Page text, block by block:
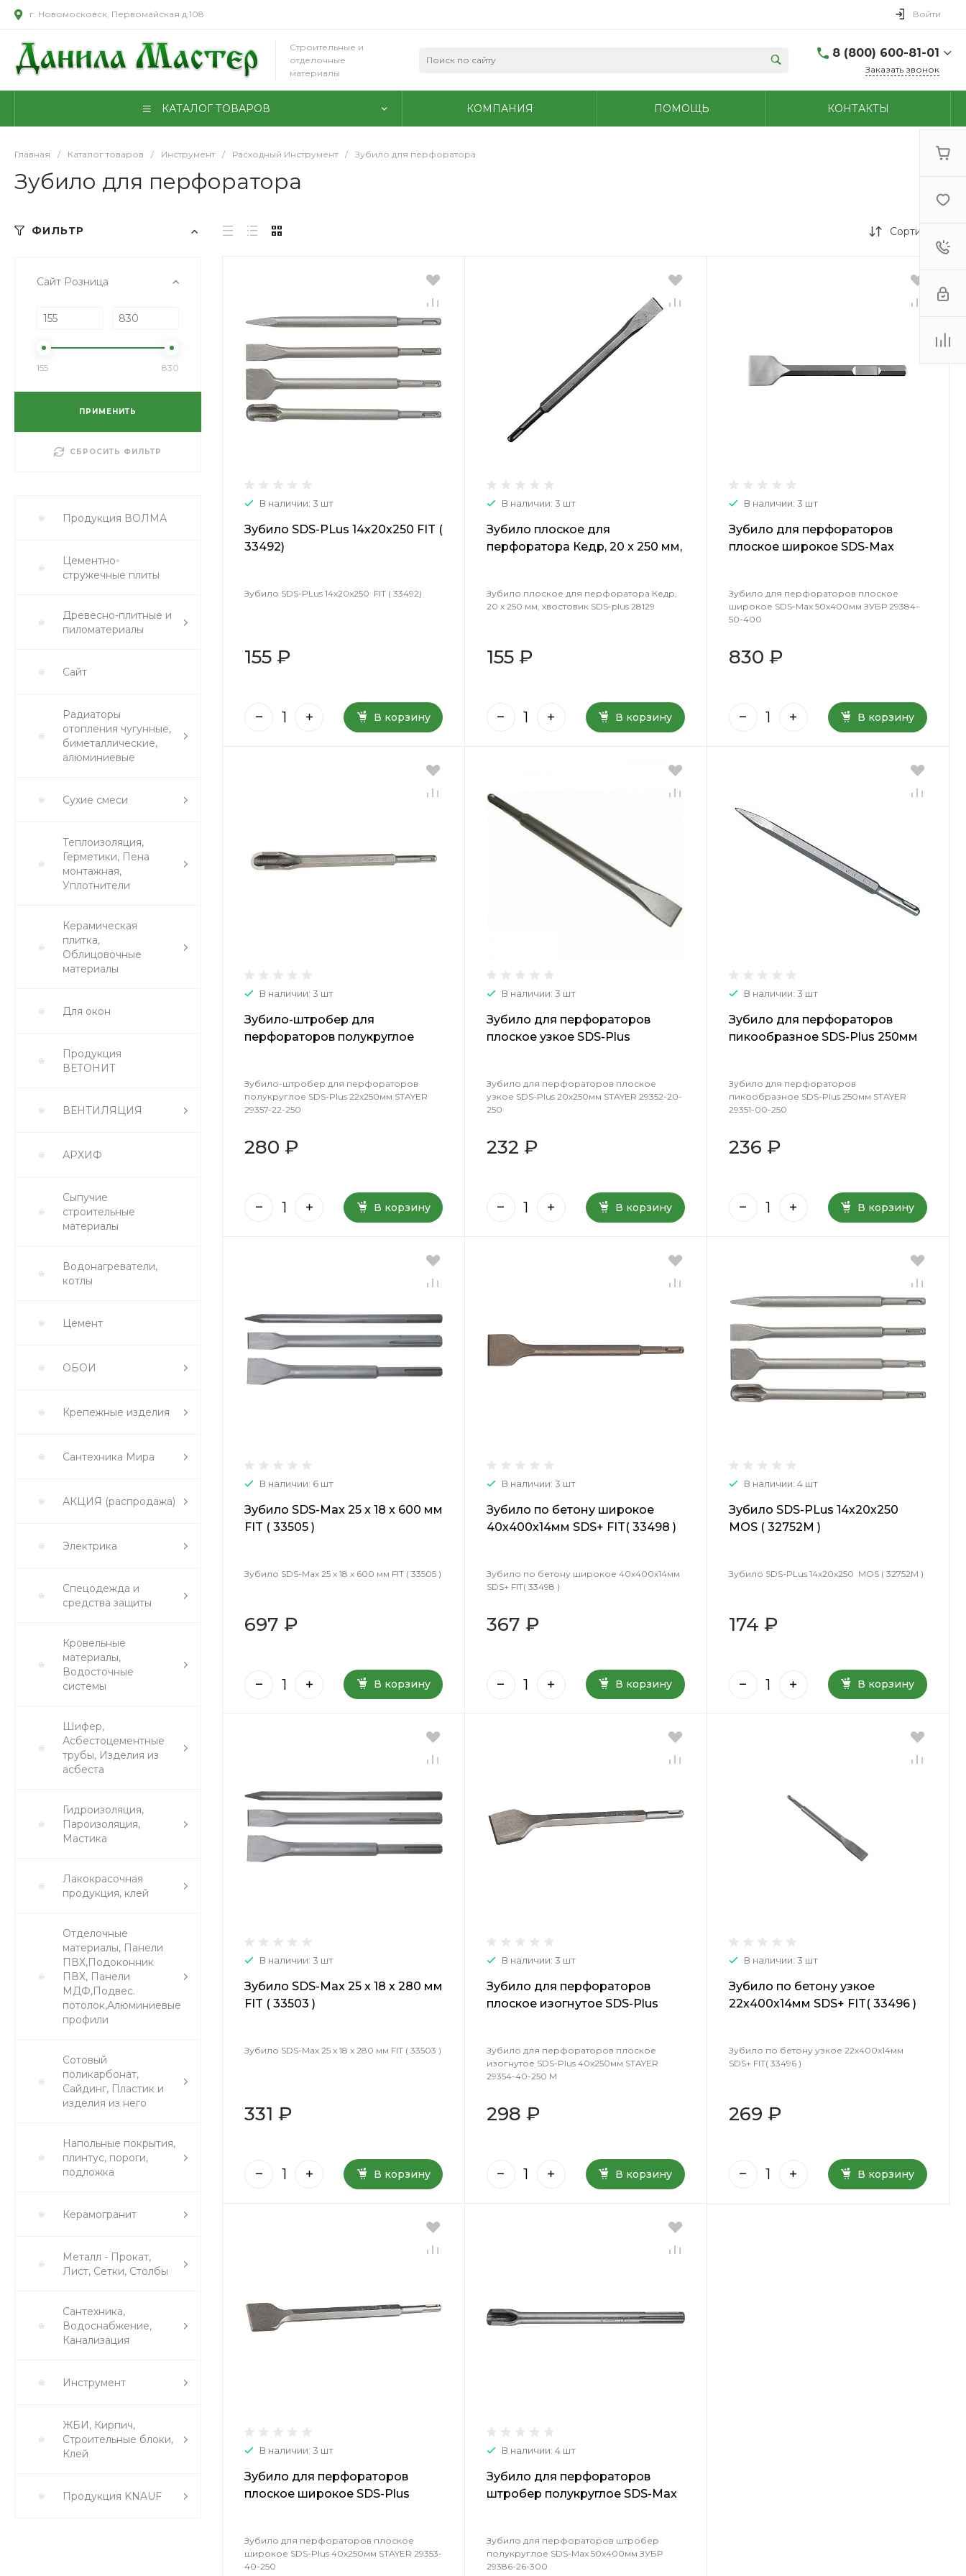
г. Новомосковск, Первомайская д.108 Войти
Строительные и
отделочные
материалы
8 (800) 600-81-01
г. Новомосковск,
9.00-18.00
г. Узловая, Базарная
Пн - Сб: 9.00-17.00 Вс:
Пн - Сб: 9.00-17.00 Вс:
Заказать звонок
КАТАЛОГ ТОВАРОВ КОМПАНИЯ ПОМОЩЬ КОНТАКТЫ
Главная / Каталог товаров / Инструмент / Расходный Инструмент / Зубило для перфоратора
Зубило для перфоратора
ФИЛЬТР
Сайт Розница
155 830
ПРИМЕНИТЬ
СБРОСИТЬ ФИЛЬТР
Продукция ВОЛМА
Цементно-
стружечные плиты
Древесно-плитные и
пиломатериалы
Сайт
Радиаторы
отопления чугунные,
биметаллические,
алюминиевые
Сухие смеси
Теплоизоляция,
Герметики, Пена
монтажная,
Уплотнители
Керамическая
плитка,
Облицовочные
материалы
Для окон
Продукция
ВЕТОНИТ
ВЕНТИЛЯЦИЯ
АРХИФ
Сыпучие
строительные
материалы
Водонагреватели,
котлы
Цемент
ОБОИ
Крепежные изделия
Сантехника Мира
АКЦИЯ (распродажа)
Электрика
Спецодежда и
средства защиты
Кровельные
материалы,
Водосточные
системы
Шифер,
Асбестоцементные
трубы, Изделия из
асбеста
Гидроизоляция,
Пароизоляция,
Мастика
Лакокрасочная
продукция, клей
Отделочные
материалы, Панели
ПВХ,Подоконник
ПВХ, Панели
МДФ,Подвес.
потолок,Алюминиевые
профили
Сотовый
поликарбонат,
Сайдинг, Пластик и
изделия из него
Напольные покрытия,
плинтус, пороги,
подложка
Керамогранит
Металл - Прокат,
Лист, Сетки, Столбы
Сантехника,
Водоснабжение,
Канализация
Инструмент
ЖБИ, Кирпич,
Строительные блоки,
Клей
Продукция KNAUF
Сортировка
В наличии: 3 шт
Зубило SDS-PLus 14х20х250 FIT (
33492)
Зубило SDS-PLus 14х20х250 FIT ( 33492)
155 ₽
В корзину
В наличии: 3 шт
Зубило плоское для
перфоратора Кедр, 20 x 250 мм,
Зубило плоское для перфоратора Кедр,
20 x 250 мм, хвостовик SDS-plus 28129
155 ₽
В корзину
В наличии: 3 шт
Зубило для перфораторов
плоское широкое SDS-Max
Зубило для перфораторов плоское
широкое SDS-Max 50х400мм ЗУБР 29384-
50-400
830 ₽
В корзину
В наличии: 3 шт
Зубило-штробер для
перфораторов полукруглое
Зубило-штробер для перфораторов
полукруглое SDS-Plus 22х250мм STAYER
29357-22-250
280 ₽
В корзину
В наличии: 3 шт
Зубило для перфораторов
плоское узкое SDS-Plus
Зубило для перфораторов плоское
узкое SDS-Plus 20х250мм STAYER 29352-20-
250
232 ₽
В корзину
В наличии: 3 шт
Зубило для перфораторов
пикообразное SDS-Plus 250мм
Зубило для перфораторов
пикообразное SDS-Plus 250мм STAYER
29351-00-250
236 ₽
В корзину
В наличии: 6 шт
Зубило SDS-Max 25 x 18 x 600 мм
FIT ( 33505 )
Зубило SDS-Max 25 x 18 x 600 мм FIT ( 33505 )
697 ₽
В корзину
В наличии: 3 шт
Зубило по бетону широкое
40х400х14мм SDS+ FIT( 33498 )
Зубило по бетону широкое 40х400х14мм
SDS+ FIT( 33498 )
367 ₽
В корзину
В наличии: 4 шт
Зубило SDS-PLus 14х20х250
MOS ( 32752M )
Зубило SDS-PLus 14х20х250 MOS ( 32752M )
174 ₽
В корзину
В наличии: 3 шт
Зубило SDS-Max 25 x 18 x 280 мм
FIT ( 33503 )
Зубило SDS-Max 25 x 18 x 280 мм FIT ( 33503 )
331 ₽
В корзину
В наличии: 3 шт
Зубило для перфораторов
плоское изогнутое SDS-Plus
Зубило для перфораторов плоское
изогнутое SDS-Plus 40х250мм STAYER
29354-40-250 М
298 ₽
В корзину
В наличии: 3 шт
Зубило по бетону узкое
22х400х14мм SDS+ FIT( 33496 )
Зубило по бетону узкое 22х400х14мм
SDS+ FIT( 33496 )
269 ₽
В корзину
В наличии: 3 шт
Зубило для перфораторов
плоское широкое SDS-Plus
Зубило для перфораторов плоское
широкое SDS-Plus 40х250мм STAYER 29353-
40-250
В наличии: 4 шт
Зубило для перфораторов
штробер полукруглое SDS-Max
Зубило для перфораторов штробер
полукруглое SDS-Max 50х400мм ЗУБР
29386-26-300